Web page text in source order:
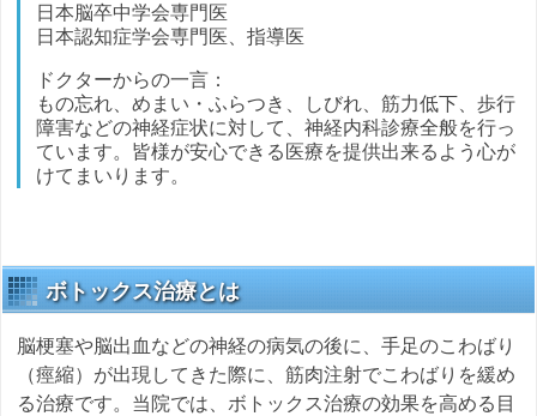
日本脳卒中学会専門医
日本認知症学会専門医、指導医
ドクターからの一言：
もの忘れ、めまい・ふらつき、しびれ、筋力低下、歩行
障害などの神経症状に対して、神経内科診療全般を行っ
ています。皆様が安心できる医療を提供出来るよう心が
けてまいります。
ボトックス治療とは
脳梗塞や脳出血などの神経の病気の後に、手足のこわばり
（痙縮）が出現してきた際に、筋肉注射でこわばりを緩め
る治療です。当院では、ボトックス治療の効果を高める目